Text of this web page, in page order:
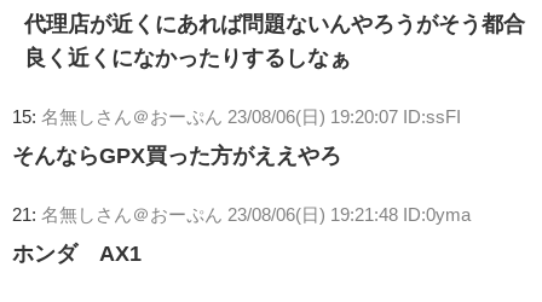
代理店が近くにあれば問題ないんやろうがそう都合
良く近くになかったりするしなぁ
15: 名無しさん＠おーぷん 23/08/06(日) 19:20:07 ID:ssFI
そんならGPX買った方がええやろ
21: 名無しさん＠おーぷん 23/08/06(日) 19:21:48 ID:0yma
ホンダ AX1